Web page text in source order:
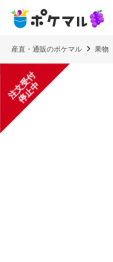
産直・通販のポケマル 果物
注
文
受
付
停
止
中